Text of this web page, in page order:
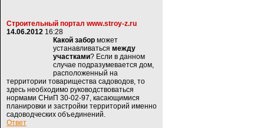
Строительный портал www.stroy-z.ru
14.06.2012 16:28
Какой забор может
устанавливаться между
участками? Если в данном
случае подразумевается дом,
расположенный на
территории товарищества садоводов, то
здесь необходимо руководствоваться
нормами СНиП 30-02-97, касающимися
планировки и застройки территорий именно
садоводческих объединений.
Ответ